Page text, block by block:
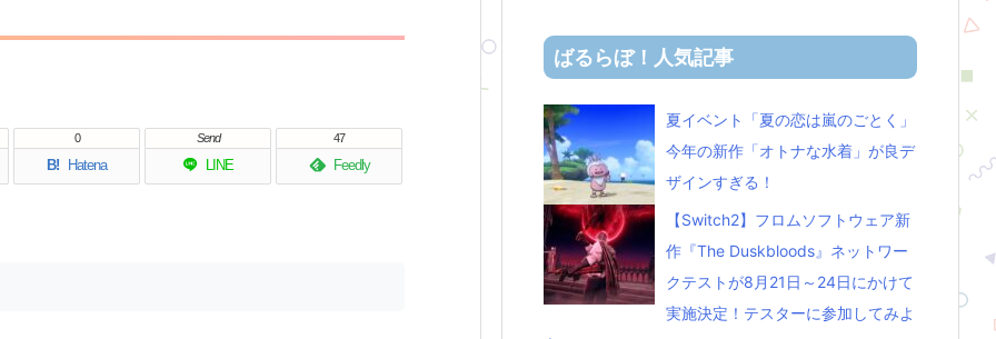
B! Hatena
0
LINE
Send
Feedly
47
ばるらぼ！人気記事
夏イベント「夏の恋は嵐のごとく」
今年の新作「オトナな水着」が良デ
ザインすぎる！
【Switch2】フロムソフトウェア新
作『The Duskbloods』ネットワー
クテストが8月21日～24日にかけて
実施決定！テスターに参加してみよ